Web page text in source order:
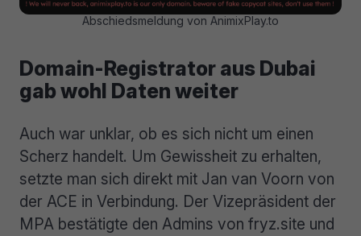
Abschiedsmeldung von AnimixPlay.to
Domain-Registrator aus Dubai
gab wohl Daten weiter
Auch war unklar, ob es sich nicht um einen
Scherz handelt. Um Gewissheit zu erhalten,
setzte man sich direkt mit Jan van Voorn von
der ACE in Verbindung. Der Vizepräsident der
MPA bestätigte den Admins von fryz.site und